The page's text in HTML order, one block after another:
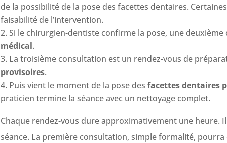
de la possibilité de la pose des facettes dentaires.
faisabilité de l’intervention.
Si le chirurgien-dentiste confirme la pose, une
médical.
La troisième consultation est un rendez-vous de
provisoires.
Puis vient le moment de la pose des facettes dentaires
praticien termine la séance avec un nettoyage complet.
Chaque rendez-vous dure approximativement une heure.
séance. La première consultation, simple formalité,